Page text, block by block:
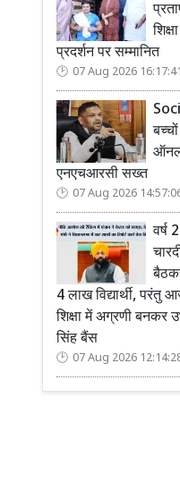
प्रदर्शन पर सम्मानित
07 Aug 2026 16:17:41
एनएचआरसी सख्त
07 Aug 2026
वर्ष
4 लाख विद्यार्थी,
शिक्षा में अग्रणी बनकर
सिंह बैंस
07 Aug 2026